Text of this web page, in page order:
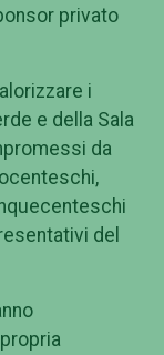
privato
i
e della Sala
da
del